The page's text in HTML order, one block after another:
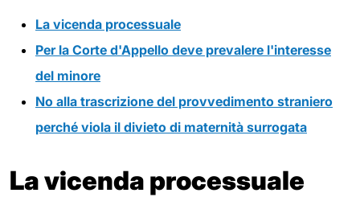
La vicenda processuale
Per la Corte d'Appello deve prevalere l'interesse
del minore
No alla trascrizione del provvedimento straniero
perché viola il divieto di maternità surrogata
La vicenda processuale